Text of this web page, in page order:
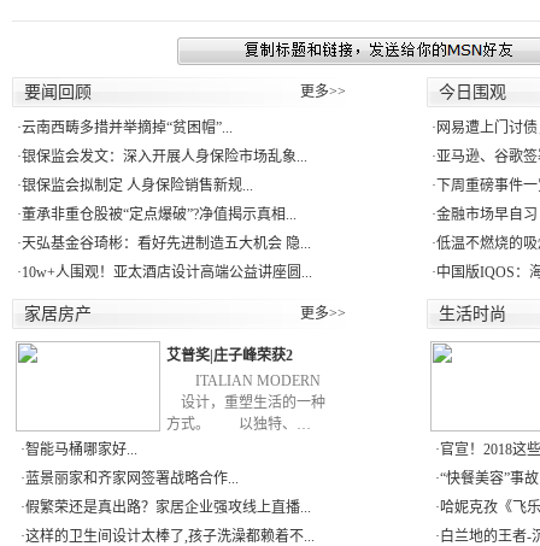
要闻回顾 更多>>
·云南西畴多措并举摘掉“贫困帽”...
·银保监会发文：深入开展人身保险市场乱象...
·银保监会拟制定 人身保险销售新规...
·董承非重仓股被“定点爆破”?净值揭示真相...
·天弘基金谷琦彬：看好先进制造五大机会 隐...
·10w+人围观！亚太酒店设计高端公益讲座圆...
今日围观
· 网易遭上门讨
·亚马逊、谷歌
· 下周重磅事件
·金融市场早自
·低温不燃烧的
·中国版IQOS：
家居房产 更多>>
艾普奖|庄子峰荣获2
ITALIAN MODERN
设计，重塑生活的一种
方式。 以独特、…
·智能马桶哪家好...
·蓝景丽家和齐家网签署战略合作...
·假繁荣还是真出路？家居企业强攻线上直播...
·这样的卫生间设计太棒了,孩子洗澡都赖着不...
生活时尚
·官宣！2018这
·“快餐美容”事
·哈妮克孜《飞
· 白兰地的王者-